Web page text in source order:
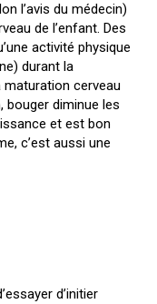
l’avis du médecin)
de l’enfant. Des
activité physique
durant la
cerveau
bouger diminue les
et est bon
c’est aussi une
d’initier